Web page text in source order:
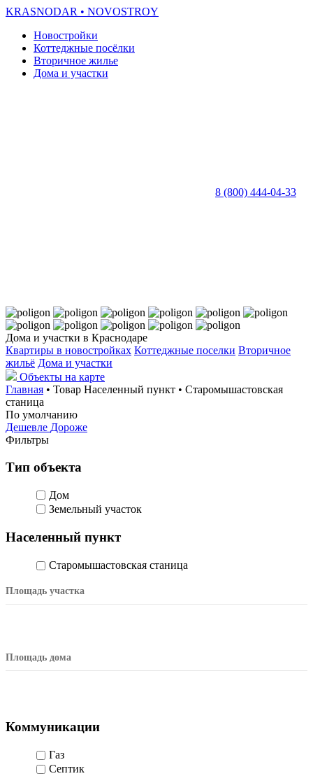
KRASNODAR • NOVOSTROY
Новостройки
Коттеджные посёлки
Вторичное жилье
Дома и участки
8 (800) 444-04-33
Дома и участки в Краснодаре
Квартиры в новостройках Коттеджные поселки Вторичное
жильё Дома и участки
Объекты на карте
Главная • Товар Населенный пункт • Старомышастовская
станица
По умолчанию
Дешевле Дороже
Фильтры
Тип объекта
Дом
Земельный участок
Населенный пункт
Старомышастовская станица
Площадь участка
Площадь дома
Коммуникации
Газ
Септик